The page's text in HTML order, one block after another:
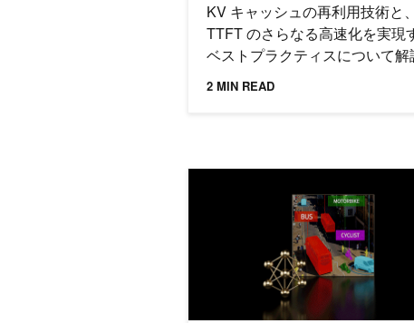
KV キャッシュの再利用技術と、
TTFT のさらなる高速化を実現
ベストプラクティスについて解
ます。
2 MIN READ
実務で使える生成 AI を NVIDIA AI